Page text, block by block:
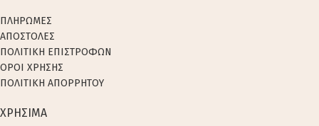
ΠΛΗΡΩΜΕΣ
ΑΠΟΣΤΟΛΕΣ
ΠΟΛΙΤΙΚΗ ΕΠΙΣΤΡΟΦΩΝ
ΟΡΟΙ ΧΡΗΣΗΣ
ΠΟΛΙΤΙΚΗ ΑΠΟΡΡΗΤΟΥ
ΧΡΗΣΙΜΑ